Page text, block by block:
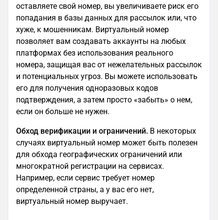
оставляете свой номер, вы увеличиваете риск его
попадания в базы данных для рассылок или, что
хуже, к мошенникам. Виртуальный номер
позволяет вам создавать аккаунты на любых
платформах без использования реального
номера, защищая вас от нежелательных рассылок
и потенциальных угроз. Вы можете использовать
его для получения одноразовых кодов
подтверждения, а затем просто «забыть» о нем,
если он больше не нужен.
Обход верификации и ограничений. В некоторых
случаях виртуальный номер может быть полезен
для обхода географических ограничений или
многократной регистрации на сервисах.
Например, если сервис требует номер
определенной страны, а у вас его нет,
виртуальный номер выручает.